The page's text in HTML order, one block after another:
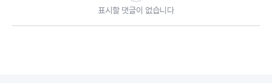
표시할 댓글이 없습니다